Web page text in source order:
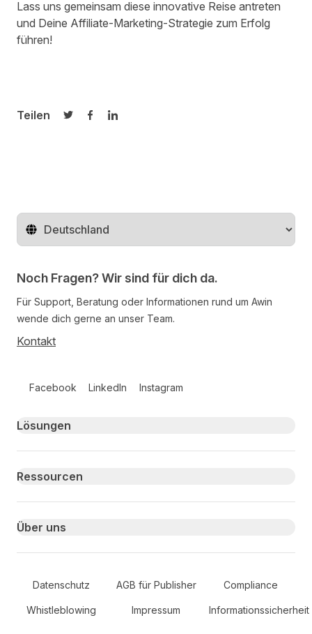
Lass uns gemeinsam diese innovative Reise antreten
und Deine Affiliate-Marketing-Strategie zum Erfolg
führen!
Teilen
Auf Twitter teilen
Auf Facebook teilen
Auf LinkedIn teilen
Region ändern
Noch Fragen? Wir sind für dich da.
Für Support, Beratung oder Informationen rund um Awin
wende dich gerne an unser Team.
Kontakt
Facebook LinkedIn Instagram
Primary footer navigation
Lösungen
Ressourcen
Über uns
Secondary Footer Navigation
Datenschutz AGB für Publisher Compliance
Whistleblowing Impressum Informationssicherheit